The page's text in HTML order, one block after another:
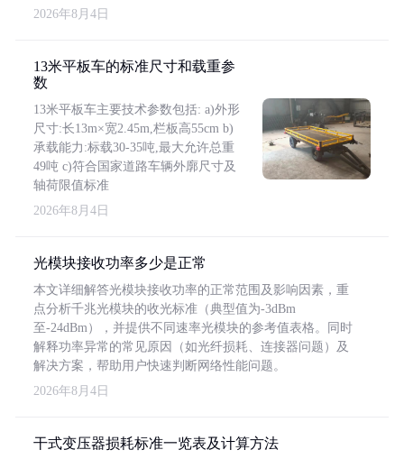
2026年8月4日
13米平板车的标准尺寸和载重参
数
13米平板车主要技术参数包括: a)外形
尺寸:长13m×宽2.45m,栏板高55cm b)
承载能力:标载30-35吨,最大允许总重
49吨 c)符合国家道路车辆外廓尺寸及
轴荷限值标准
2026年8月4日
光模块接收功率多少是正常
本文详细解答光模块接收功率的正常范围及影响因素，重
点分析千兆光模块的收光标准（典型值为-3dBm
至-24dBm），并提供不同速率光模块的参考值表格。同时
解释功率异常的常见原因（如光纤损耗、连接器问题）及
解决方案，帮助用户快速判断网络性能问题。
2026年8月4日
干式变压器损耗标准一览表及计算方法